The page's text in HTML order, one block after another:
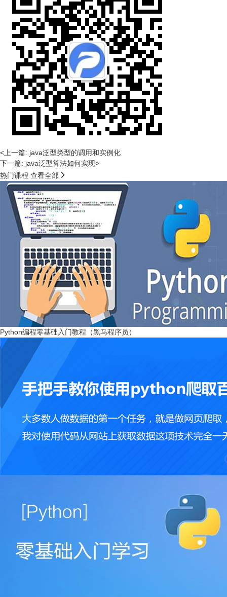
<上一篇: java泛型类型的调用和实例化
下一篇: java泛型算法如何实现>
热门课程 查看全部 
Python编程零基础入门教程（黑马程序员）